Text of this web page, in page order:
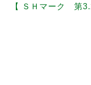
【 ＳＨマーク 第